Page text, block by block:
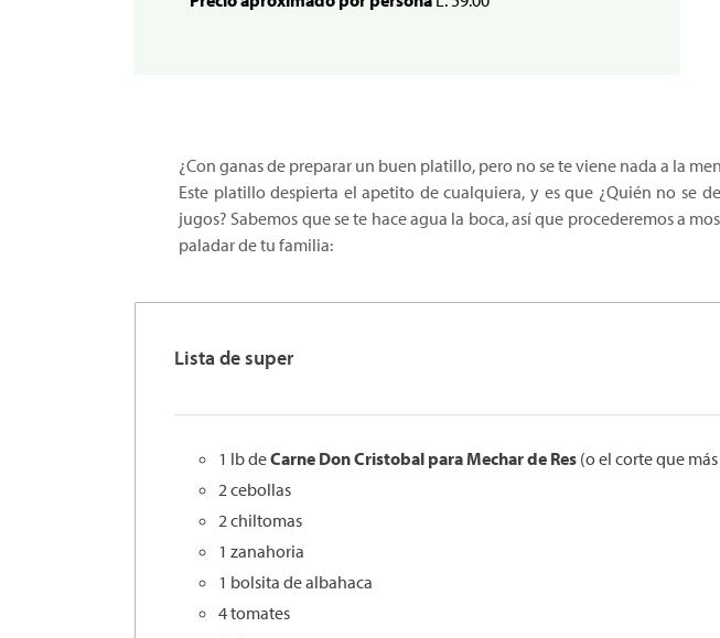
¿Con ganas de preparar un buen platillo, pero no se te viene nada a la
Este platillo despierta el apetito de cualquiera, y es que ¿Quién no se
jugos? Sabemos que se te hace agua la boca, así que procederemos a
paladar de tu familia:
Lista de super
1 lb deCarne DonCristobal para Mechar de Res (o el corte que
2 cebollas
2 chiltomas
1 zanahoria
1 bolsita de albahaca
4 tomates